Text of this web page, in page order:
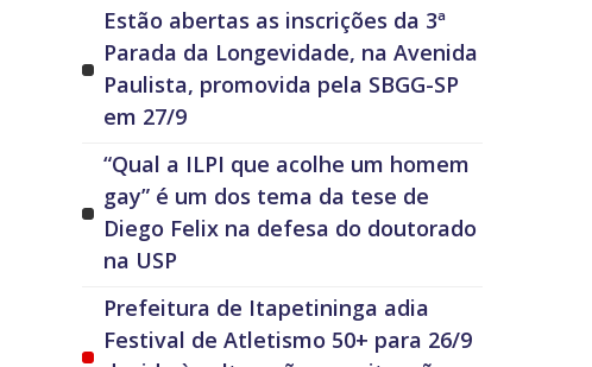
Estão abertas as inscrições da 3ª
Parada da Longevidade, na Avenida
Paulista, promovida pela SBGG-SP
em 27/9
“Qual a ILPI que acolhe um homem
gay” é um dos tema da tese de
Diego Felix na defesa do doutorado
na USP
Prefeitura de Itapetininga adia
Festival de Atletismo 50+ para 26/9